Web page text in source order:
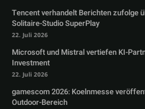
Tencent verhandelt Berichten zufolge
Solitaire-Studio SuperPlay
22. Juli 2026
Microsoft und Mistral vertiefen KI-
Investment
22. Juli 2026
gamescom 2026: Koelnmesse
Outdoor-Bereich